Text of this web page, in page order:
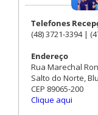
Telefones
(48) 3721-3394 |
Endereço
Rua Marechal
Salto do Norte,
CEP 89065-200
Clique aqui